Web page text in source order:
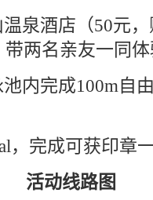
泉酒店（50元
两名亲友一同
内完成100m自
，完成可获印章
活动线路图